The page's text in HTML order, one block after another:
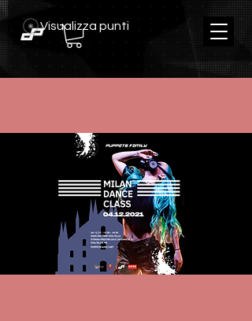
Visualizza punti